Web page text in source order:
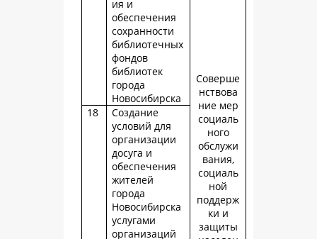
Соверше
нствова
ние мер
социаль
ного
обслужи
вания,
социаль
ной
поддерж
ки и
защиты
ия и
обеспечения
сохранности
библиотечных
фондов
библиотек
города
Новосибирска
18
Создание
условий для
организации
досуга и
обеспечения
жителей
города
Новосибирска
услугами
организаций